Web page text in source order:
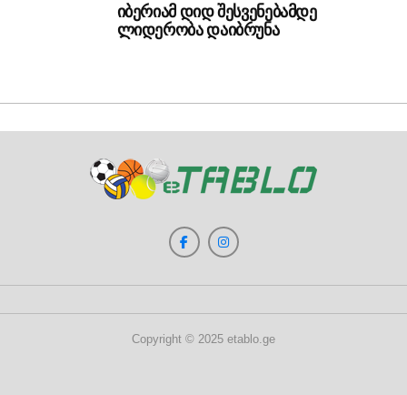
იბერიამ დიდ შესვენებამდე
ლიდერობა დაიბრუნა
Copyright © 2025 etablo.ge